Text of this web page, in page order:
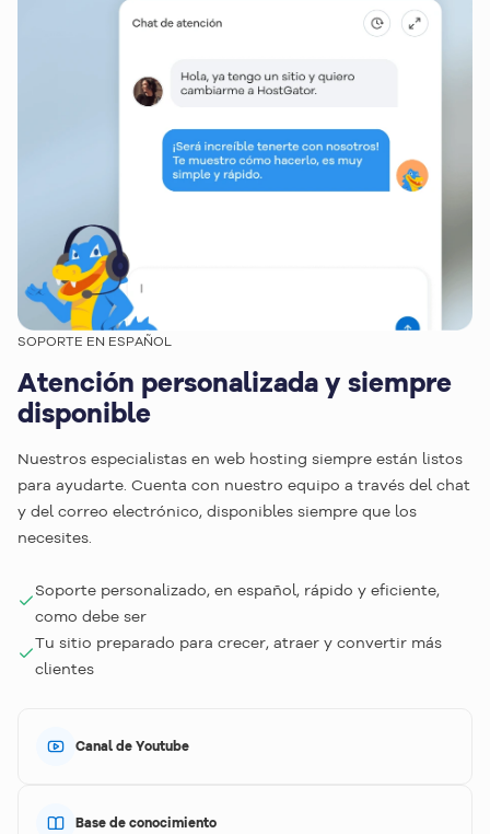
SOPORTE EN ESPAÑOL
Atención personalizada y siempre
disponible
Nuestros especialistas en web hosting siempre están listos
para ayudarte. Cuenta con nuestro equipo a través del chat
y del correo electrónico, disponibles siempre que los
necesites.
Soporte personalizado, en español, rápido y eficiente,
como debe ser
Tu sitio preparado para crecer, atraer y convertir más
clientes
Canal de Youtube
Base de conocimiento